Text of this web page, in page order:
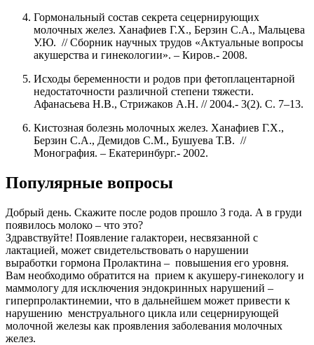
Гормональный состав секрета сецернирующих
молочных желез. Ханафиев Г.Х., Берзин С.А., Мальцева
У.Ю. // Сборник научных трудов «Актуальные вопросы
акушерства и гинекологии». – Киров.- 2008.
Исходы беременности и родов при фетоплацентарной
недостаточности различной степени тяжести.
Афанасьева Н.В., Стрижаков А.Н. // 2004.- 3(2). С. 7–13.
Кистозная болезнь молочных желез. Ханафиев Г.Х.,
Берзин С.А., Демидов С.М., Бушуева Т.В. //
Монография. – Екатеринбург.- 2002.
Популярные вопросы
Добрый день. Скажите после родов прошло 3 года. А в груди
появилось молоко – что это?
Здравствуйте! Появление галактореи, несвязанной с
лактацией, может свидетельствовать о нарушении
выработки гормона Пролактина – повышения его уровня.
Вам необходимо обратится на прием к акушеру-гинекологу и
маммологу для исключения эндокринных нарушений –
гиперпролактинемии, что в дальнейшем может привести к
нарушению менструального цикла или сецернирующей
молочной железы как проявления заболевания молочных
желез.